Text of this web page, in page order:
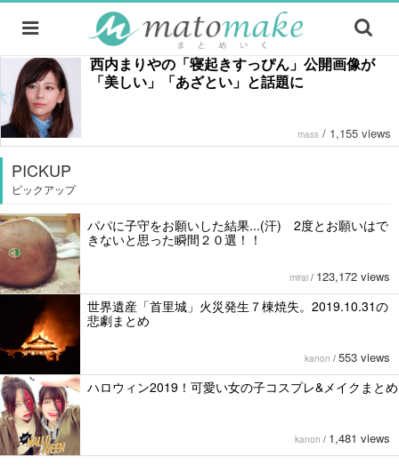
西内まりやの「寝起きすっぴん」公開画像が
「美しい」「あざとい」と話題に
mass / 1,155 views
PICKUP
ピックアップ
パパに子守をお願いした結果...(汗) 2度とお願いはで
きないと思った瞬間２０選！！
mirai / 123,172 views
世界遺産「首里城」火災発生７棟焼失。2019.10.31の
悲劇まとめ
kanon / 553 views
ハロウィン2019！可愛い女の子コスプレ&メイクまとめ
kanon / 1,481 views